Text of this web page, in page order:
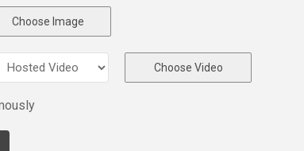
Choose Image
Choose Video